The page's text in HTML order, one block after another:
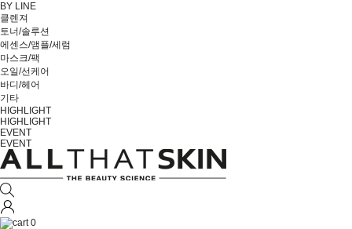
BY LINE
클렌져
토너/솔루션
에센스/앰플/세럼
마스크/팩
오일/선케어
바디/헤어
기타
HIGHLIGHT
HIGHLIGHT
EVENT
EVENT
0